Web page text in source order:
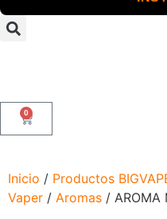
0
Inicio / Productos
Vaper / Aromas / AROMA